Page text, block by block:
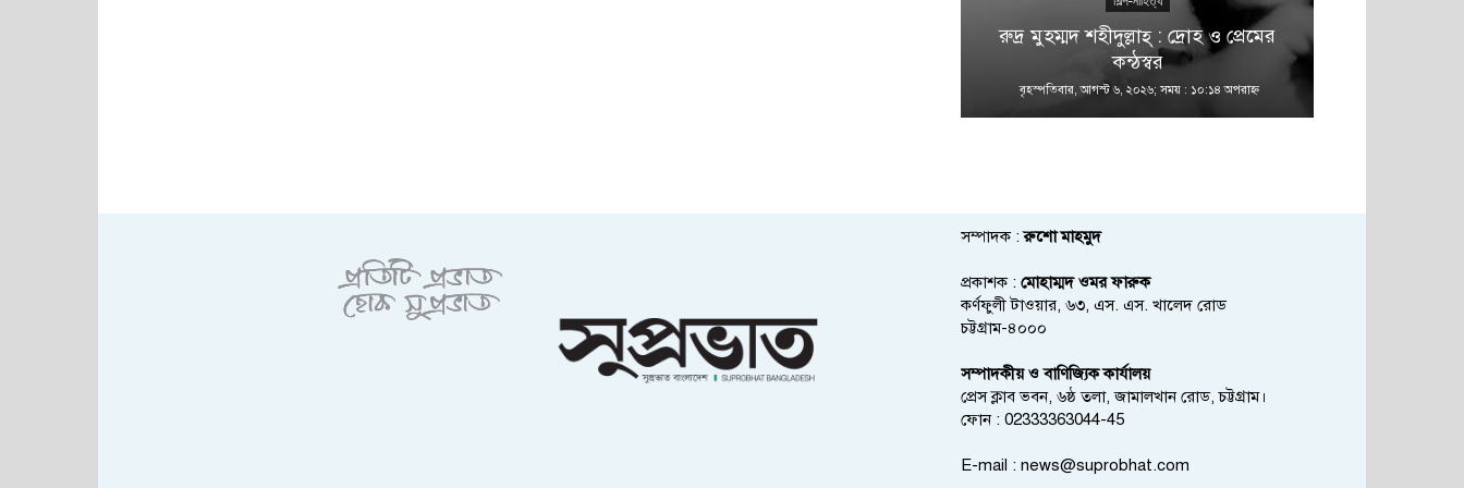
রুদ্র মুহম্মদ শহীদুল্লাহ্ : দ্রোহ ও প্রেমের
কন্ঠস্বর
বৃহস্পতিবার, আগস্ট ৬, ২০২৬; সময় : ১০:১৪ অপরাহ্ণ
সম্পাদক :রুশো মাহমুদ
প্রকাশক : মোহাম্মদ ওমর ফারুক
কর্ণফুলী টাওয়ার, ৬৩, এস. এস. খালেদ রোড
চট্টগ্রাম-৪০০০
সম্পাদকীয় ও বাণিজ্যিক কার্যালয়
প্রেস ক্লাব ভবন, ৬ষ্ঠ তলা, জামালখান রোড, চট্টগ্রাম।
ফোন : 02333363044-45
E-mail : news@suprobhat.com